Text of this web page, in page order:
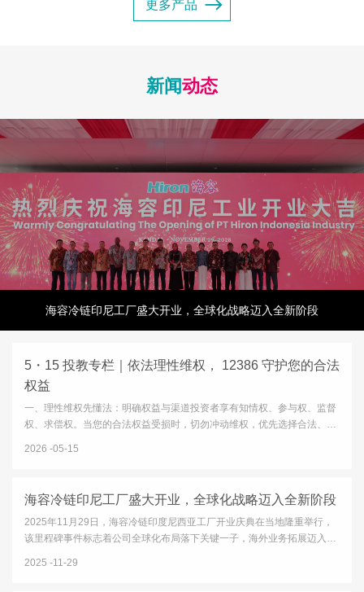
更多产品
新闻动态
海容冷链印尼工厂盛大开业，全球化战略迈入全新阶段
5・15 投教专栏｜依法理性维权， 12386 守护您的合法
权益
一、理性维权先懂法：明确权益与渠道投资者享有知情权、参与权、监督
权、求偿权。当您的合法权益受损时，切勿冲动维权，优先选择合法、正
2026 05-15
海容冷链印尼工厂盛大开业，全球化战略迈入全新阶段
2025年11月29日，海容冷链印度尼西亚工厂开业庆典在当地隆重举行，
该里程碑事件标志着公司全球化布局落下关键一子，海外业务拓展迈入全
2025 11-29